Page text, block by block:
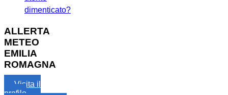
dimenticato?
ALLERTA
METEO
EMILIA
ROMAGNA
Visita il
profilo